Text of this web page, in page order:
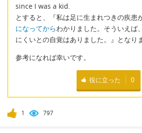
since I was a kid.
とすると、『私は足に生まれつきの疾患
になってからわかりました。そういえば
にくいとの自覚はありました。』となりま
参考になれば幸いです。
役に立った 0
1 797